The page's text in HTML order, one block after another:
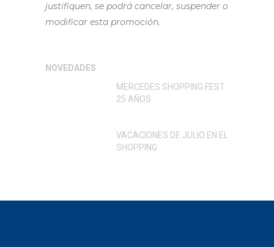
justifiquen, se podrá cancelar, suspender o
modificar esta promoción.
NOVEDADES
MERCEDES SHOPPING FEST
25 AÑOS
VACACIONES DE JULIO EN EL
SHOPPING